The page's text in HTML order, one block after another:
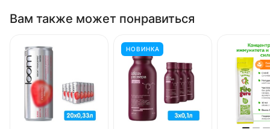
Вам также может понравиться
НОВИНКА